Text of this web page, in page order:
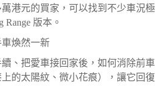
港元的買家，可以找到不少車況極
Range 版本。
煥然一新
續、把愛車接回家後，如何消除前車
的太陽紋、微小花痕），讓它回復